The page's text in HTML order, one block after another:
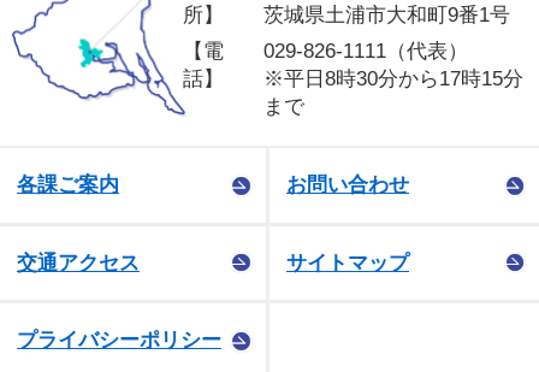
所】
茨城県土浦市大和町9番1号
【電
話】
029-826-1111（代表）
※平日8時30分から17時15分
まで
各課ご案内 お問い合わせ
交通アクセス サイトマップ
プライバシーポリシー